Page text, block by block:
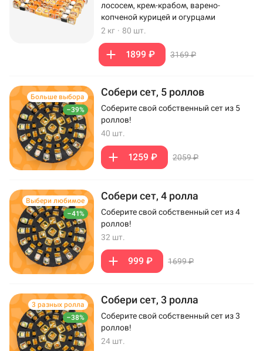
лососем, крем-крабом, варено-
копченой курицей и огурцами
2 кг · 80 шт.
1899 ₽ 3169 ₽
–39%
Больше выбора Собери сет, 5 роллов
Соберите свой собственный сет из 5
роллов!
40 шт.
1259 ₽ 2059 ₽
–41%
Выбери любимое Собери сет, 4 ролла
Соберите свой собственный сет из 4
роллов!
32 шт.
999 ₽ 1699 ₽
–38%
3 разных ролла Собери сет, 3 ролла
Соберите свой собственный сет из 3
роллов!
24 шт.